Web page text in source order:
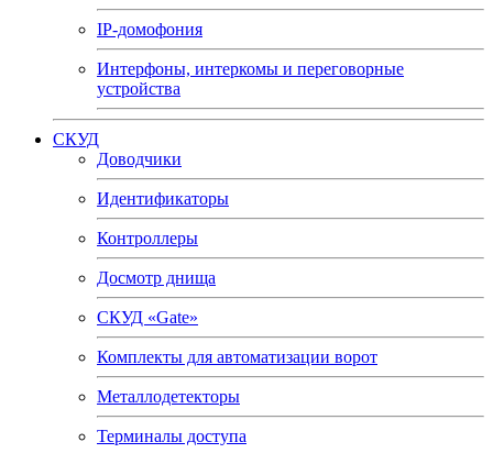
IP-домофония
Интерфоны, интеркомы и переговорные
устройства
СКУД
Доводчики
Идентификаторы
Контроллеры
Досмотр днища
СКУД «Gate»
Комплекты для автоматизации ворот
Металлодетекторы
Терминалы доступа